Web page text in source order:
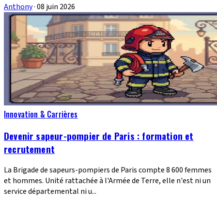
Anthony·08 juin 2026
Innovation & Carrières
Devenir sapeur-pompier de Paris : formation et
recrutement
La Brigade de sapeurs-pompiers de Paris compte 8 600 femmes
et hommes. Unité rattachée à l'Armée de Terre, elle n'est ni un
service départemental ni u...